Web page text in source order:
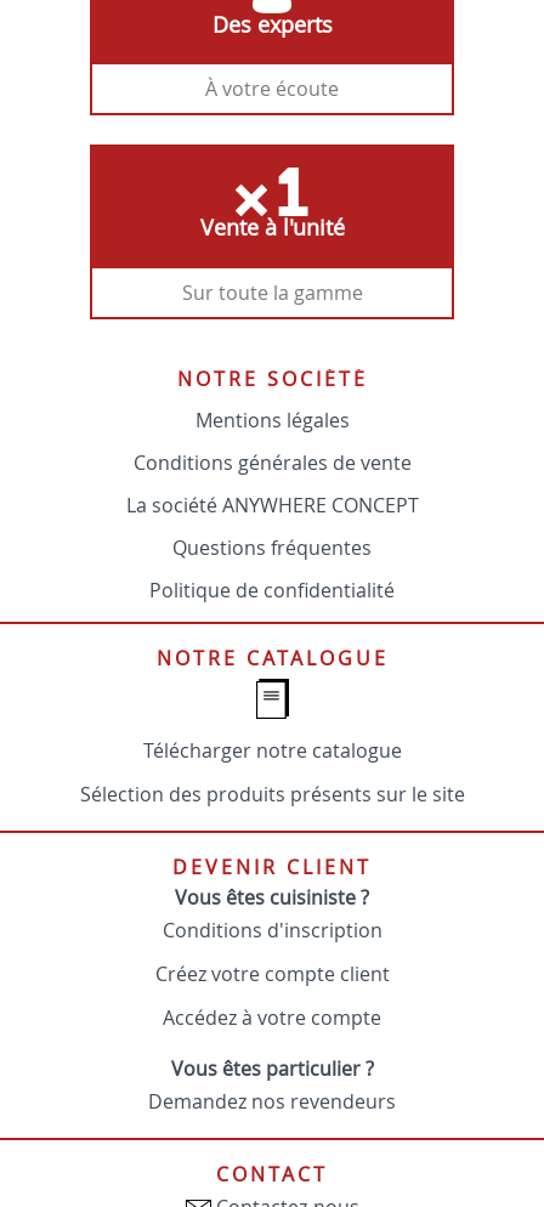
Des experts
À votre écoute
Vente à l'unité
Sur toute la gamme
NOTRE SOCIÉTÉ
Mentions légales
Conditions générales de vente
La société ANYWHERE CONCEPT
Questions fréquentes
Politique de confidentialité
NOTRE CATALOGUE
Télécharger notre catalogue
Sélection des produits présents sur le site
DEVENIR CLIENT
Vous êtes cuisiniste ?
Conditions d'inscription
Créez votre compte client
Accédez à votre compte
Vous êtes particulier ?
Demandez nos revendeurs
CONTACT